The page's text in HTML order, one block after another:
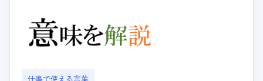
仕事で使える言葉